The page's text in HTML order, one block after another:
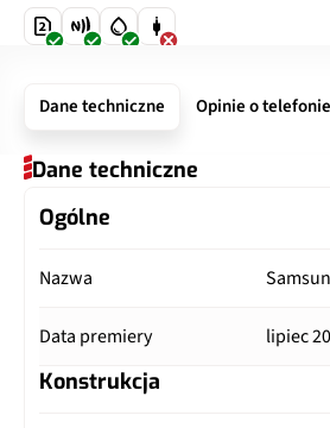
Dane techniczne Opinie o telefonie
Dane techniczne
Ogólne
Nazwa
Data premiery lipiec
Konstrukcja